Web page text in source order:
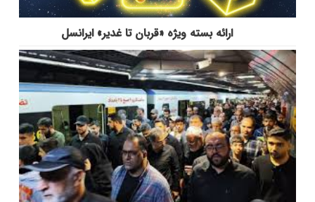
ارائه بسته ویژه «قربان تا غدیر» ایرانسل